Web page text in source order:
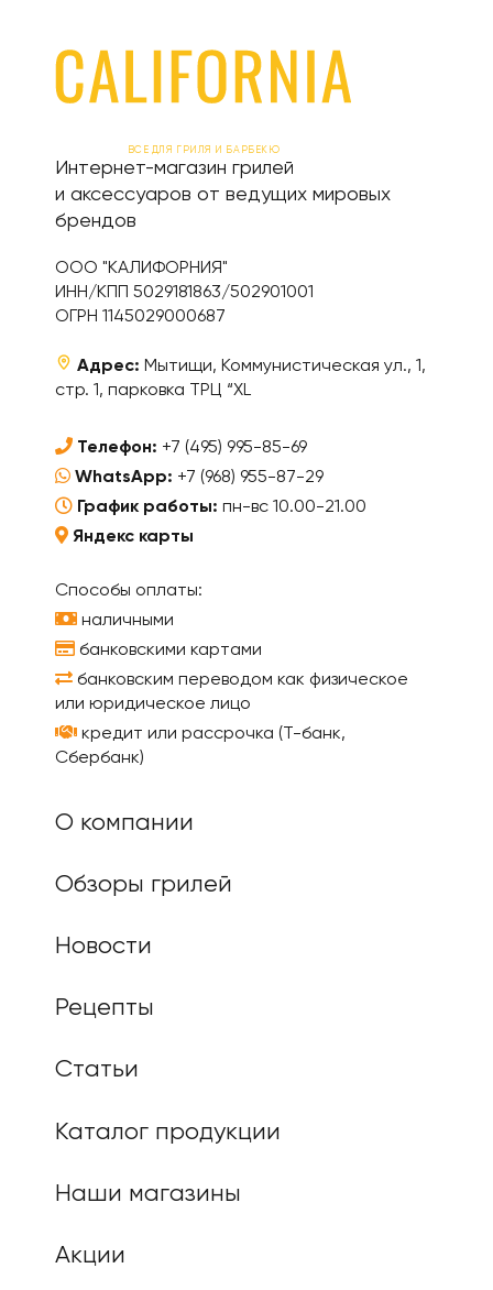
ВСЕ ДЛЯ ГРИЛЯ И БАРБЕКЮ
Интернет-магазин грилей
и аксессуаров от ведущих мировых
брендов
ООО "КАЛИФОРНИЯ"
ИНН/КПП 5029181863/502901001
ОГРН 1145029000687
Адрес: Мытищи, Коммунистическая ул., 1,
стр. 1, парковка ТРЦ “XL
Телефон: +7 (495) 995-85-69
WhatsApp: +7 (968) 955-87-29
График работы: пн-вс 10.00-21.00
Яндекс карты
Способы оплаты:
наличными
банковскими картами
банковским переводом как физическое
или юридическое лицо
кредит или рассрочка (Т-банк,
Сбербанк)
О компании
Обзоры грилей
Новости
Рецепты
Статьи
Каталог продукции
Наши магазины
Акции